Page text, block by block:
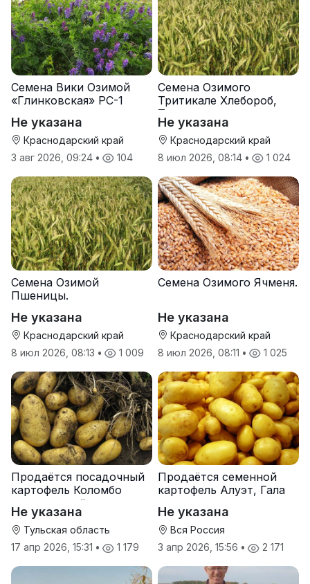
Семена Вики Озимой
«Глинковская» РС-1
Не указана
Краснодарский край
3 авг 2026, 09:24 • 104
Семена Озимого
Тритикале Хлебороб,
Тихон
Не указана
Краснодарский край
8 июл 2026, 08:14 • 1 024
Семена Озимой
Пшеницы.
Не указана
Краснодарский край
8 июл 2026, 08:13 • 1 009
Семена Озимого Ячменя.
Не указана
Краснодарский край
8 июл 2026, 08:11 • 1 025
Продаётся посадочный
картофель Коломбо
оптом от трёх тонн
Не указана
Тульская область
17 апр 2026, 15:31 • 1 179
Продаётся семенной
картофель Алуэт, Гала
Не указана
Вся Россия
3 апр 2026, 15:56 • 2 171